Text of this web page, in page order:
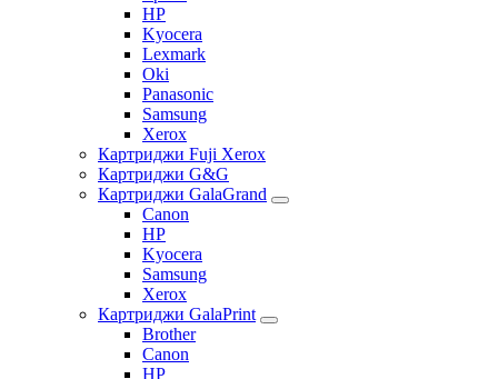
HP
Kyocera
Lexmark
Oki
Panasonic
Samsung
Xerox
Картриджи Fuji Xerox
Картриджи G&G
Картриджи GalaGrand
Canon
HP
Kyocera
Samsung
Xerox
Картриджи GalaPrint
Brother
Canon
HP